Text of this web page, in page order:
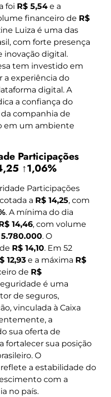
foi R$ 5,54 e a
financeiro de R$
Luiza é uma das
com forte presença
inovação digital.
tem investido em
a experiência do
digital. A
a confiança do
companhia de
em um ambiente
Participações
↑1,06%
Participações
a R$ 14,25, com
. A mínima do dia
14,46, com volume
5.780.000. O
R$ 14,10. Em 52
12,93 e a máxima R$
de R$
é uma
de seguros,
vinculada à Caixa
a
sua oferta de
fortalecer sua posição
O
a estabilidade do
com a
no país.